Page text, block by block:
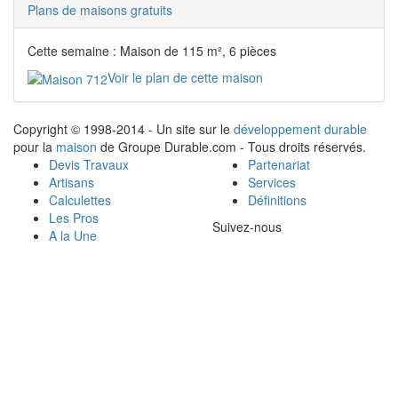
Plans de maisons gratuits
Cette semaine : Maison de 115 m², 6 pièces
Voir le plan de cette maison
Copyright © 1998-2014 - Un site sur le développement durable
pour la maison de Groupe Durable.com - Tous droits réservés.
Devis Travaux
Artisans
Calculettes
Les Pros
A la Une
Partenariat
Services
Définitions
Suivez-nous